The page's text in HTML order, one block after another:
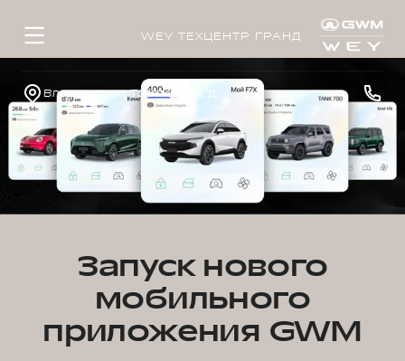
WEY ТЕХЦЕНТР ГРАНД
Запуск нового
мобильного
приложения GWM